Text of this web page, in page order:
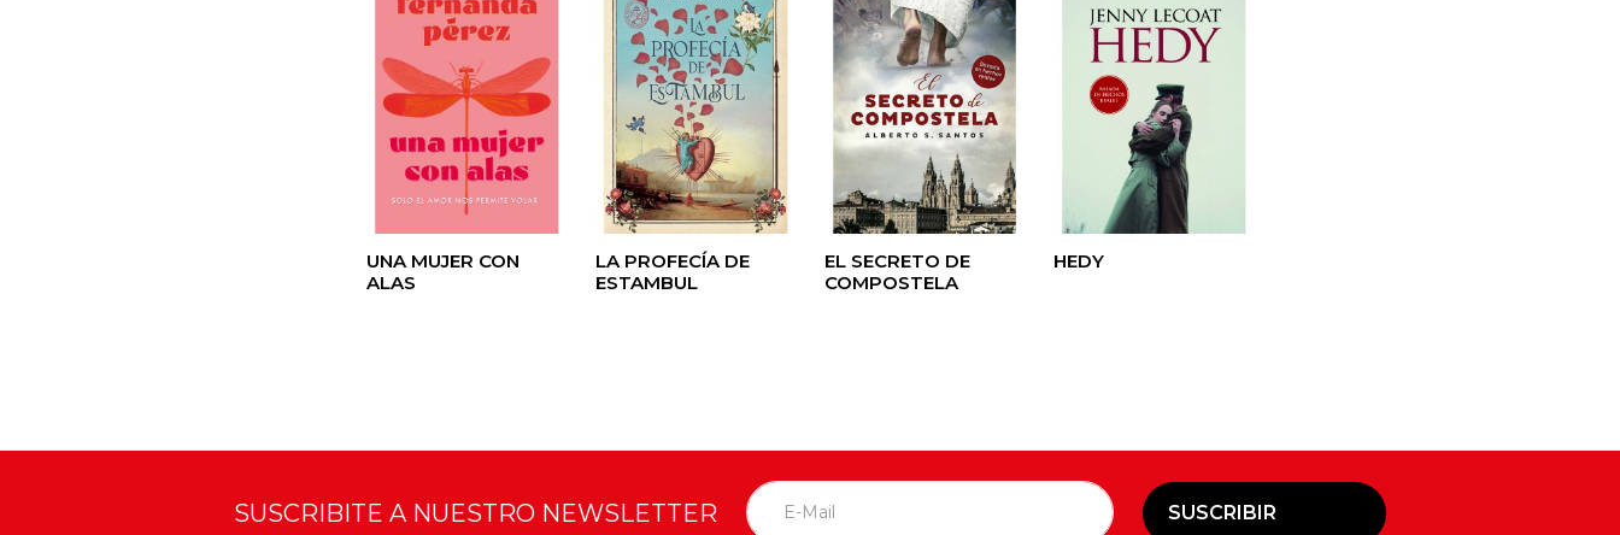
UNA MUJER CON
ALAS
LA PROFECÍA DE
ESTAMBUL
EL SECRETO DE
COMPOSTELA
HEDY
SUSCRIBITE A NUESTRO NEWSLETTER SUSCRIBIR